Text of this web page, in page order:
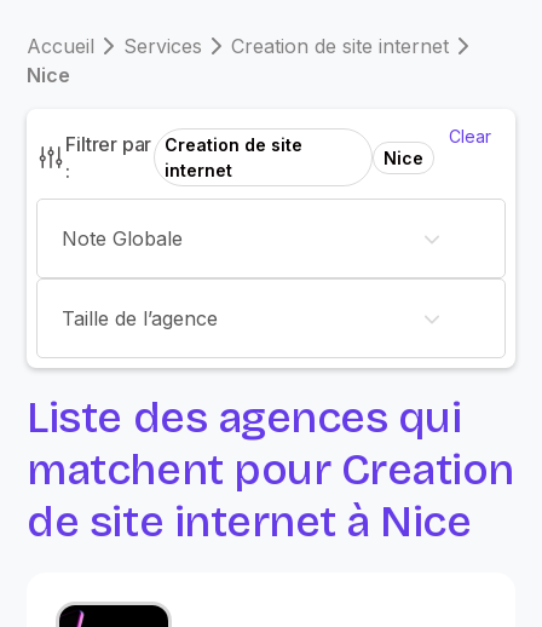
Accueil Services
Creation de site internet
Nice
Filtrer par
:
Creation de site
internet
Nice
Clear
Note Globale
Taille de l’agence
Liste des agences qui
matchent pour Creation
de site internet à Nice